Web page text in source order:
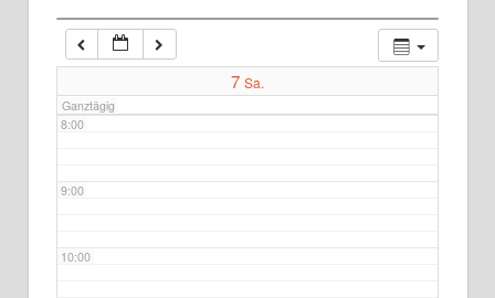
7 Sa.
Ganztägig
7:00
8:00
9:00
10:00